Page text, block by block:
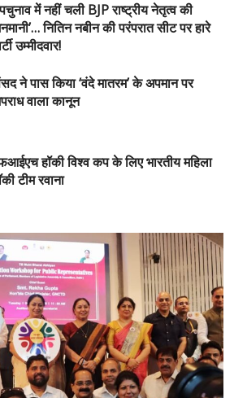
में नहीं चली BJP राष्ट्रीय नेतृत्व की
नितिन नबीन की परंपरात सीट पर हारे
उम्मीदवार!
ने पास किया ‘वंदे मातरम’ के अपमान पर
वाला कानून
हॉकी विश्व कप के लिए भारतीय महिला
टीम रवाना